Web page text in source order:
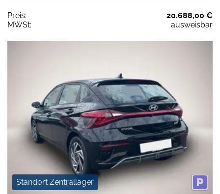
Preis:
20.688,00 €
MWSt:
ausweisbar
Standort Zentrallager